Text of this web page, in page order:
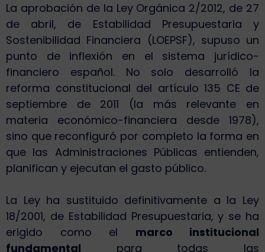
La aprobación de la Ley Orgánica 2/2012, de 27
de abril, de Estabilidad Presupuestaria y
Sostenibilidad Financiera (LOEPSF), supuso un
punto de inflexión en el sistema jurídico-
financiero español. No solo desarrolló la
reforma constitucional del artículo 135 CE de
septiembre de 2011 (la más relevante en
materia económico-financiera desde 1978),
sino que reconfiguró por completo la forma en
que las Administraciones Públicas entienden,
planifican y ejecutan el gasto público.
La Ley ha sustituido definitivamente a la Ley
18/2001, de Estabilidad Presupuestaria, y se ha
erigido como el marco institucional
fundamental para todas las